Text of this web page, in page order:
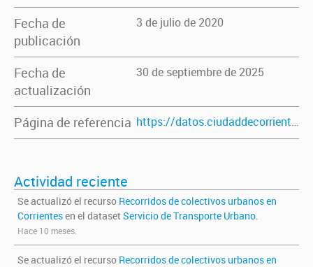
Fecha de
publicación
3 de julio de 2020
Fecha de
actualización
30 de septiembre de 2025
Página de referencia https://datos.ciudaddecorrientes.gov.ar/dataset/servicio-de-transporte-urbano
Actividad reciente
Se actualizó el recurso Recorridos de colectivos urbanos en
Corrientesen el dataset Servicio de Transporte Urbano.
Hace 10 meses.
Se actualizó el recurso Recorridos de colectivos urbanos en